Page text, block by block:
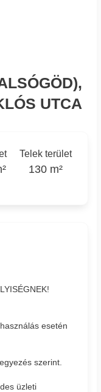
UTCA
Telek terület
130 m²
esetén
szerint.
üzleti